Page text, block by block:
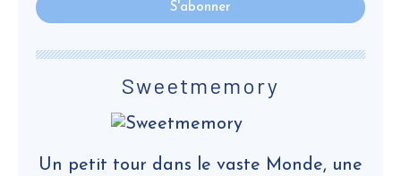
Sweetmemory
Un petit tour dans le vaste Monde, une